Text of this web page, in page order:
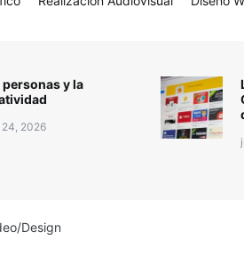
personas y la
24, 2026
Design